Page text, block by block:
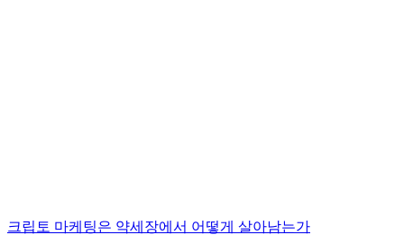
크립토 마케팅은 약세장에서 어떻게 살아남는가